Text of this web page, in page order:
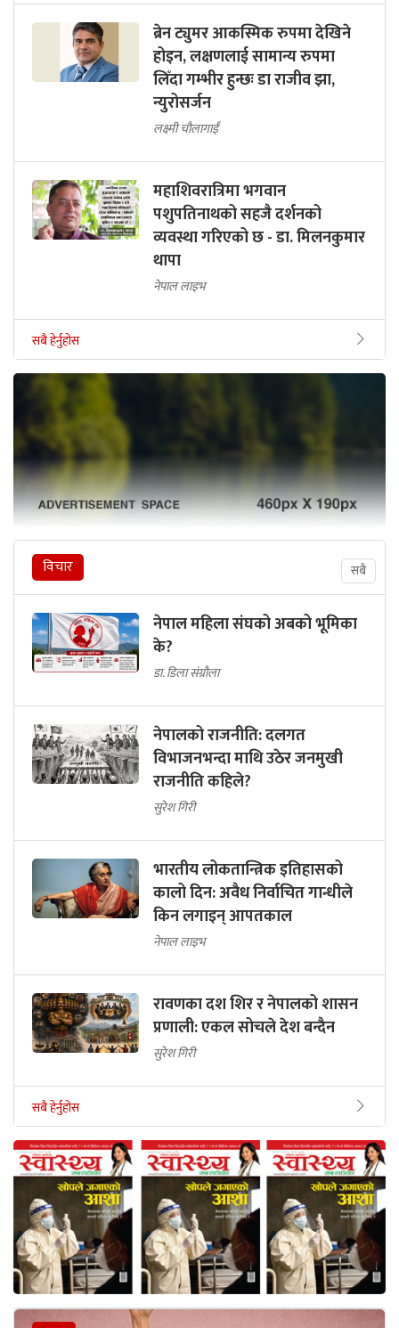
ब्रेन ट्युमर आकस्मिक रुपमा देखिने
होइन, लक्षणलाई सामान्य रुपमा
लिँदा गम्भीर हुन्छः डा राजीव झा,
न्युरोसर्जन
लक्ष्मी चौलागाईं
महाशिवरात्रिमा भगवान
पशुपतिनाथको सहजै दर्शनको
व्यवस्था गरिएको छ - डा. मिलनकुमार
थापा
नेपाल लाइभ
सबै हेर्नुहोस
विचार सबै
नेपाल महिला संघको अबको भूमिका
के?
डा. डिला संग्रौला
नेपालको राजनीति: दलगत
विभाजनभन्दा माथि उठेर जनमुखी
राजनीति कहिले?
सुरेश गिरी
भारतीय लोकतान्त्रिक इतिहासको
कालो दिन: अवैध निर्वाचित गान्धीले
किन लगाइन् आपतकाल
नेपाल लाइभ
रावणका दश शिर र नेपालको शासन
प्रणाली: एकल सोचले देश बन्दैन
सुरेश गिरी
सबै हेर्नुहोस